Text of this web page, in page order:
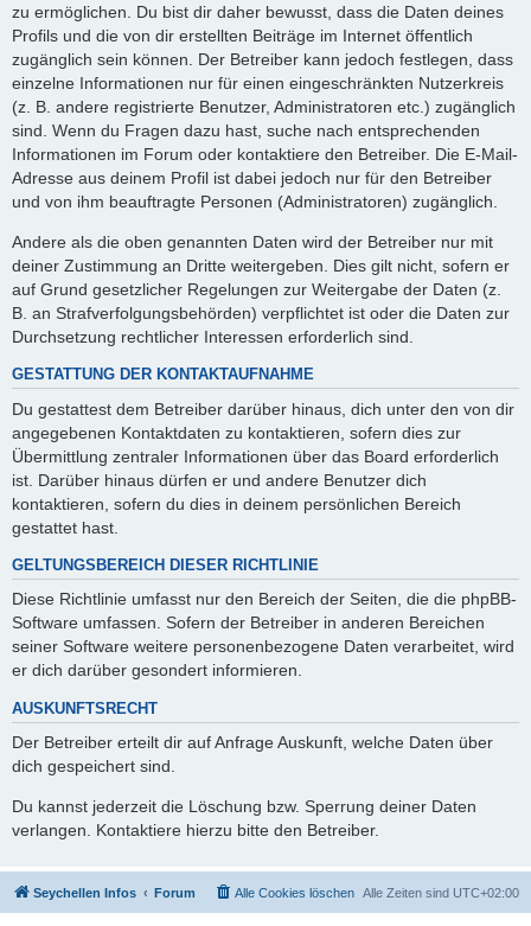
zu ermöglichen. Du bist dir daher bewusst, dass die Daten deines
Profils und die von dir erstellten Beiträge im Internet öffentlich
zugänglich sein können. Der Betreiber kann jedoch festlegen, dass
einzelne Informationen nur für einen eingeschränkten Nutzerkreis
(z. B. andere registrierte Benutzer, Administratoren etc.) zugänglich
sind. Wenn du Fragen dazu hast, suche nach entsprechenden
Informationen im Forum oder kontaktiere den Betreiber. Die E-Mail-
Adresse aus deinem Profil ist dabei jedoch nur für den Betreiber
und von ihm beauftragte Personen (Administratoren) zugänglich.
Andere als die oben genannten Daten wird der Betreiber nur mit
deiner Zustimmung an Dritte weitergeben. Dies gilt nicht, sofern er
auf Grund gesetzlicher Regelungen zur Weitergabe der Daten (z.
B. an Strafverfolgungsbehörden) verpflichtet ist oder die Daten zur
Durchsetzung rechtlicher Interessen erforderlich sind.
GESTATTUNG DER KONTAKTAUFNAHME
Du gestattest dem Betreiber darüber hinaus, dich unter den von dir
angegebenen Kontaktdaten zu kontaktieren, sofern dies zur
Übermittlung zentraler Informationen über das Board erforderlich
ist. Darüber hinaus dürfen er und andere Benutzer dich
kontaktieren, sofern du dies in deinem persönlichen Bereich
gestattet hast.
GELTUNGSBEREICH DIESER RICHTLINIE
Diese Richtlinie umfasst nur den Bereich der Seiten, die die phpBB-
Software umfassen. Sofern der Betreiber in anderen Bereichen
seiner Software weitere personenbezogene Daten verarbeitet, wird
er dich darüber gesondert informieren.
AUSKUNFTSRECHT
Der Betreiber erteilt dir auf Anfrage Auskunft, welche Daten über
dich gespeichert sind.
Du kannst jederzeit die Löschung bzw. Sperrung deiner Daten
verlangen. Kontaktiere hierzu bitte den Betreiber.
Seychellen Infos Forum Alle Zeiten sind UTC+02:00
Alle Cookies löschen